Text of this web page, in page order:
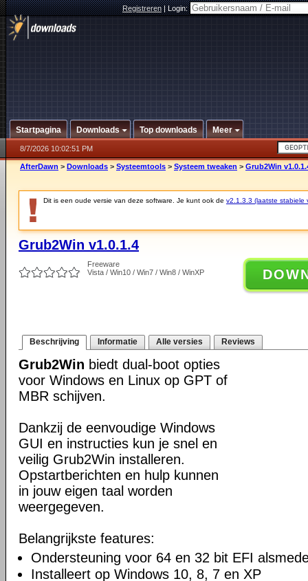
Registreren|Login:
Startpagina Downloads Top downloads Meer
8/7/2026 10:02:51 PM
AfterDawn > Downloads > Systeemtools > Systeem tweaken > Grub2Win
Dit is een oude versie van deze software. Je kunt ook de v2.1.3.3 (laatste stabiele
Grub2Win v1.0.1.4
Freeware
Vista / Win10 / Win7 / Win8 / WinXP
Beschrijving Informatie Alle versies Reviews
Grub2Win biedt dual-boot opties
voor Windows en Linux op GPT of
MBR schijven.
Dankzij de eenvoudige Windows
GUI en instructies kun je snel en
veilig Grub2Win installeren.
Opstartberichten en hulp kunnen
in jouw eigen taal worden
weergegeven.
Belangrijkste features:
Ondersteuning voor 64 en 32 bit EFI
Installeert op Windows 10, 8, 7 en XP